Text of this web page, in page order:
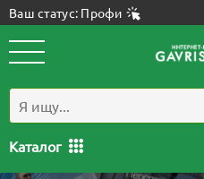
Ваш статус: Профи
Каталог